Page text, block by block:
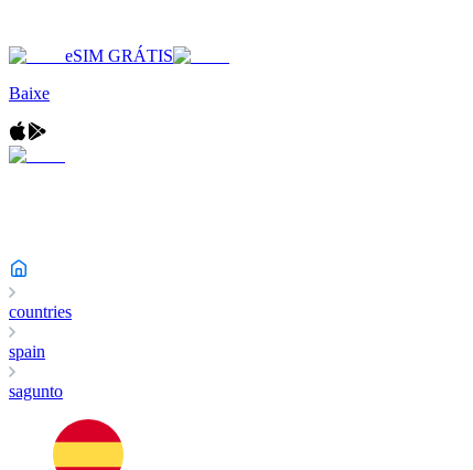
eSIM GRÁTIS
Baixe
countries
spain
sagunto